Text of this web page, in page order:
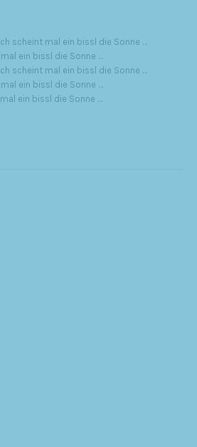
scheint mal ein bissl die Sonne …
ein bissl die Sonne …
scheint mal ein bissl die Sonne …
ein bissl die Sonne …
ein bissl die Sonne …